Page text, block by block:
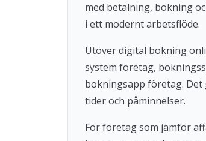
med betalning, bokning
i ett modernt arbetsflöde.
Utöver digital bokning
system företag,
bokningsapp företag.
tider och påminnelser.
För företag som jämför